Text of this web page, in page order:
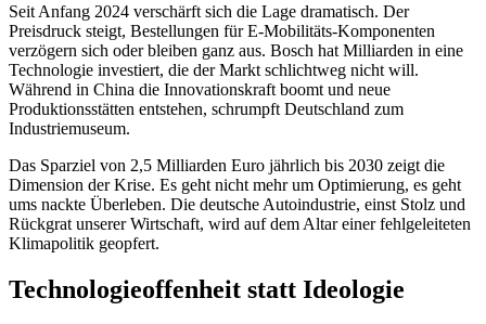
Seit Anfang 2024 verschärft sich die Lage dramatisch. Der
Preisdruck steigt, Bestellungen für E-Mobilitäts-Komponenten
verzögern sich oder bleiben ganz aus. Bosch hat Milliarden in eine
Technologie investiert, die der Markt schlichtweg nicht will.
Während in China die Innovationskraft boomt und neue
Produktionsstätten entstehen, schrumpft Deutschland zum
Industriemuseum.
Das Sparziel von 2,5 Milliarden Euro jährlich bis 2030 zeigt die
Dimension der Krise. Es geht nicht mehr um Optimierung, es geht
ums nackte Überleben. Die deutsche Autoindustrie, einst Stolz und
Rückgrat unserer Wirtschaft, wird auf dem Altar einer fehlgeleiteten
Klimapolitik geopfert.
Technologieoffenheit statt Ideologie